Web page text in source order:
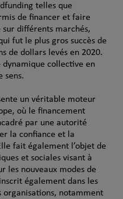
telles que
de financer et faire
sur différents marchés,
fut le plus gros succès de
de dollars levés en 2020.
collective en
sens.
un véritable moteur
où le financement
par une autorité
la confiance et la
fait également l’objet de
et sociales visant à
les nouveaux modes de
également dans les
organisations, notamment